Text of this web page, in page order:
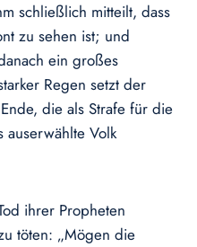
schließlich mitteilt, dass
zu sehen ist; und
ein großes
Regen setzt der
die als Strafe für die
Volk
ihrer Propheten
töten: „Mögen die